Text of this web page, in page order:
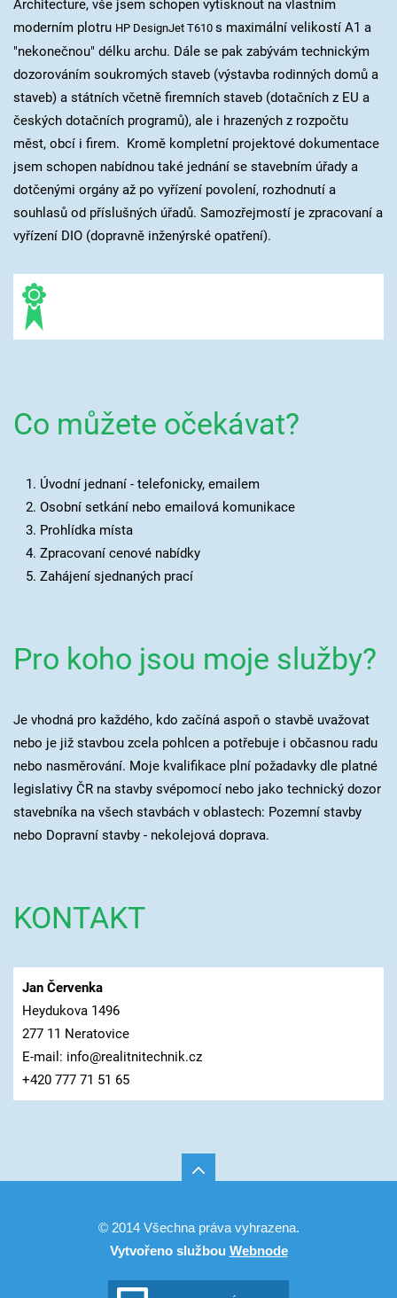
Architecture, vše jsem schopen vytisknout na vlastním
moderním plotru HP DesignJet T610 s maximální velikostí A1 a
"nekonečnou" délku archu. Dále se pak zabývám technickým
dozorováním soukromých staveb (výstavba rodinných domů a
staveb) a státních včetně firemních staveb (dotačních z EU a
českých dotačních programů), ale i hrazených z rozpočtu
měst, obcí i firem. Kromě kompletní projektové dokumentace
jsem schopen nabídnou také jednání se stavebním úřady a
dotčenými orgány až po vyřízení povolení, rozhodnutí a
souhlasů od příslušných úřadů. Samozřejmostí je zpracovaní a
vyřízení DIO (dopravně inženýrské opatření).
Co můžete očekávat?
Úvodní jednaní - telefonicky, emailem
Osobní setkání nebo emailová komunikace
Prohlídka místa
Zpracovaní cenové nabídky
Zahájení sjednaných prací
Pro koho jsou moje služby?
Je vhodná pro každého, kdo začíná aspoň o stavbě uvažovat
nebo je již stavbou zcela pohlcen a potřebuje i občasnou radu
nebo nasměrování. Moje kvalifikace plní požadavky dle platné
legislativy ČR na stavby svépomocí nebo jako technický dozor
stavebníka na všech stavbách v oblastech: Pozemní stavby
nebo Dopravní stavby - nekolejová doprava.
KONTAKT
Jan Červenka
Heydukova 1496
277 11 Neratovice
E-mail: info@realitnitechnik.cz
+420 777 71 51 65
© 2014 Všechna práva vyhrazena.
Vytvořeno službou Webnode